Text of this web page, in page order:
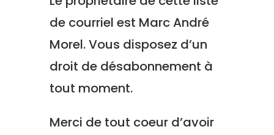
de courriel est Marc André
Morel. Vous disposez d’un
droit de désabonnement à
tout moment.
Merci de tout coeur d’avoir